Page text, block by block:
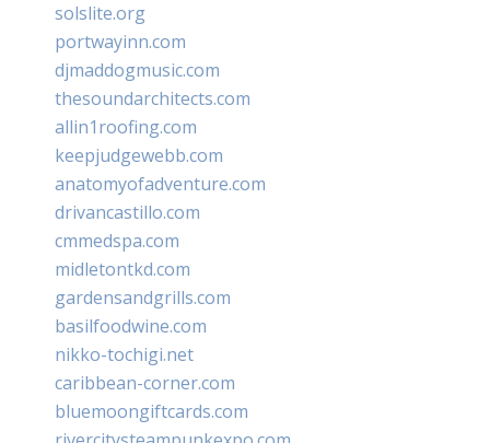
solslite.org
portwayinn.com
djmaddogmusic.com
thesoundarchitects.com
allin1roofing.com
keepjudgewebb.com
anatomyofadventure.com
drivancastillo.com
cmmedspa.com
midletontkd.com
gardensandgrills.com
basilfoodwine.com
nikko-tochigi.net
caribbean-corner.com
bluemoongiftcards.com